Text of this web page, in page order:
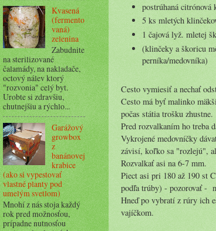
postrúhaná citrónová
5 ks mletých
1 čajová lyž. mletej
(klinčeky a škoricu
perníka/medovníka)
Cesto vymiesiť a nechať
Cesto má byť malinko
počas státia trošku zhustne.
Pred rozvalkaním ho treba
Vykrojené medovníčky
závisí, koľko sa "rozlejú",
Rozvalkať asi na 6-7 mm.
Piect asi pri 180 až 190 st
podľa trúby) - pozorovať -
Hneď po vybratí z rúry ich
vajíčkom.
Kvasená
(fermento
vaná)
zelenina
Zabudnite
na sterilizované
čalamády, na nakladače,
octový nálev ktorý
"rozvonia" celý byt.
Urobte si zdravšiu,
chutnejšiu a rýchlo...
Garážový
growbox
z
banánovej
krabice
(ako si vypestovať
vlastné planty pod
umelým svetlom)
Mnohí z nás stoja každý
rok pred možnosťou,
prípadne nutnosťou